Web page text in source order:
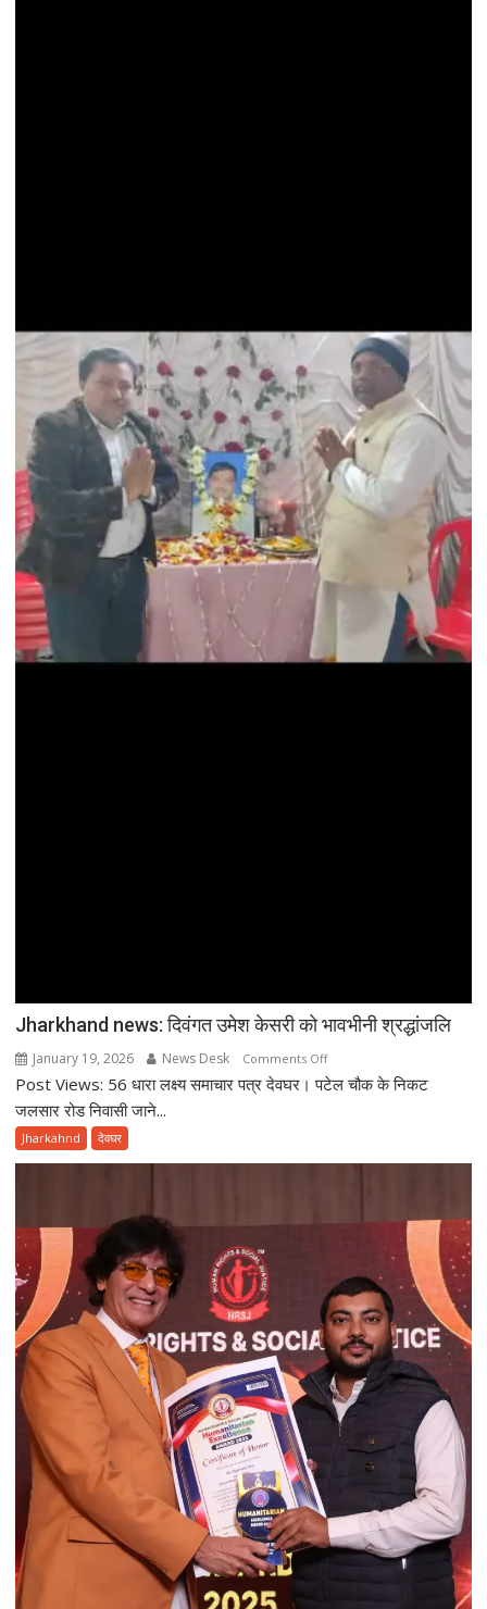
Jharkhand news: दिवंगत उमेश केसरी को भावभीनी श्रद्धांजलि
January 19, 2026 News Desk Comments Offon
Jharkhand
भावभीनी
Post Views: 56 धारा लक्ष्य समाचार पत्र देवघर। पटेल चौक के निकट
जलसार रोड निवासी जाने...
Jharkahnd देवघर